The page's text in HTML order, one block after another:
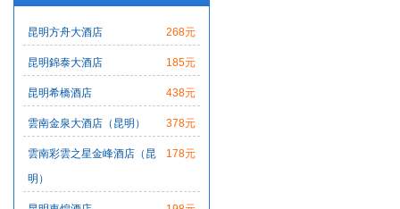
268元
昆明方舟大酒店
185元
昆明錦泰大酒店
438元
昆明希橋酒店
378元
雲南金泉大酒店（昆明）
178元
雲南彩雲之星金峰酒店（昆
明）